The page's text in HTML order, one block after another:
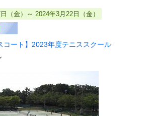
（金）～ 2024年3月22日（金）
コート】2023年度テニススクール